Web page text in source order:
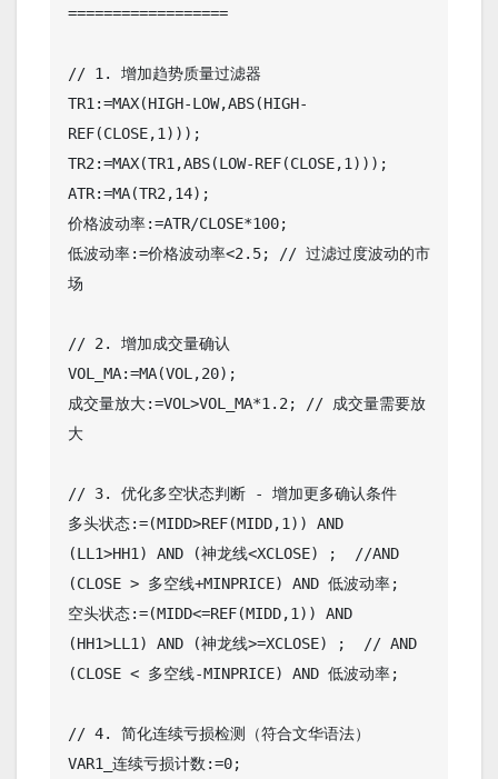
==================
// 1. 增加趋势质量过滤器
TR1:=MAX(HIGH-LOW,ABS(HIGH-
REF(CLOSE,1)));
TR2:=MAX(TR1,ABS(LOW-REF(CLOSE,1)));
ATR:=MA(TR2,14);
价格波动率:=ATR/CLOSE*100;
低波动率:=价格波动率<2.5; // 过滤过度波动的市
场
// 2. 增加成交量确认
VOL_MA:=MA(VOL,20);
成交量放大:=VOL>VOL_MA*1.2; // 成交量需要放
大
// 3. 优化多空状态判断 - 增加更多确认条件
多头状态:=(MIDD>REF(MIDD,1)) AND
(LL1>HH1) AND (神龙线<XCLOSE) ;  //AND
(CLOSE > 多空线+MINPRICE) AND 低波动率;
空头状态:=(MIDD<=REF(MIDD,1)) AND
(HH1>LL1) AND (神龙线>=XCLOSE) ;  // AND
(CLOSE < 多空线-MINPRICE) AND 低波动率;
// 4. 简化连续亏损检测（符合文华语法）
VAR1_连续亏损计数:=0;